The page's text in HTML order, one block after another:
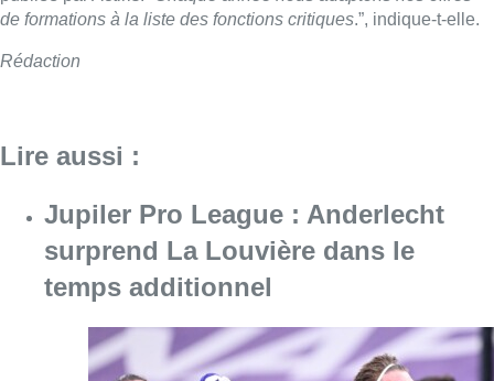
de formations à la liste des fonctions critiques.”, indique-t-elle.
Rédaction
Lire aussi :
Jupiler Pro League : Anderlecht
surprend La Louvière dans le
temps additionnel